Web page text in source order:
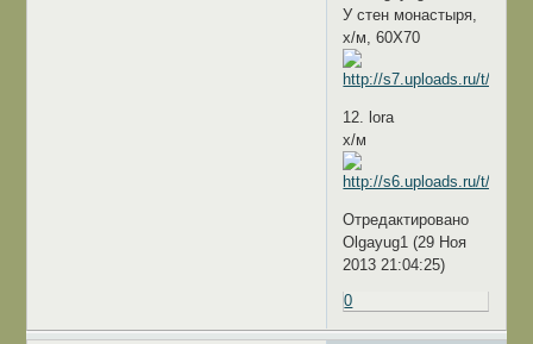
У стен монастыря,
х/м, 60Х70
12. lora
х/м
Отредактировано
Olgayug1 (29 Ноя
2013 21:04:25)
0